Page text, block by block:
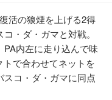
活の狼煙を上げる2得
・ダ・ガマと対戦。
PA内左に走り込んで味
で合わせてネットを
コ・ダ・ガマに同点